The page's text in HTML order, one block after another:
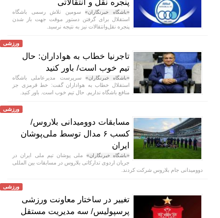
پنجره نقل و انتقالاتی
«باشگاه خبرنگاران»سومین تلاش رسمی باشگاه
استقلال برای گرفتن دستور موقت جهت باز شدن
پنجره نقل‌وانتقالات نیز به نتیجه نرسید.
ورزشی
تاجرنیا خطاب به هواداران: حال
تیم خوب است/ باور کنید
«باشگاه خبرنگاران» سرپرست مدیرعاملی باشگاه
استقلال خطاب به هواداران گفت: خط قرمزی جز
منافع باشگاه نداریم. حال تیم خوب است. باور کنید.
ورزشی
مسابقات دوومیدانی بلاروس/
کسب ۶ مدال توسط ملی‌پوشان
ایران
«باشگاه خبرنگاران» ملی پوشان تیم ملی ایران در
جریان اردوی تدارکاتی بلاروس در مسابقات بین المللی
دوومیدانی جام بلاروس شرکت کردند.
ورزشی
تغییر در ساختار معاونت ورزشی
پرسپولیس/ سه مدیریت مستقل